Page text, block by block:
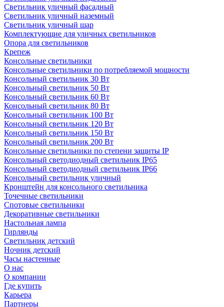
Светильник уличный фасадный
Светильник уличный наземный
Cветильник уличный шар
Комплектующие для уличных светильников
Опора для светильников
Крепеж
Консольные светильники
Консольные светильники по потребляемой мощности
Консольный светильник 30 Вт
Консольный светильник 50 Вт
Консольный светильник 60 Вт
Консольный светильник 80 Вт
Консольный светильник 100 Вт
Консольный светильник 120 Вт
Консольный светильник 150 Вт
Консольный светильник 200 Вт
Консольные светильники по степени защиты IP
Консольный светодиодный светильник IP65
Консольный светодиодный светильник IP66
Консольный светильник уличный
Кронштейн для консольного светильника
Точечные светильники
Спотовые светильники
Декоративные светильники
Настольная лампа
Гирлянды
Светильник детский
Ночник детский
Часы настенные
О нас
О компании
Где купить
Карьера
Партнеры